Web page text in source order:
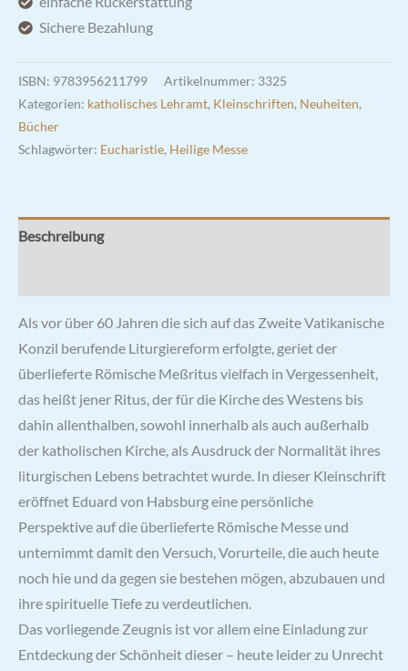
Sichere Bezahlung
ISBN: 9783956211799 Artikelnummer: 3325
Kategorien: katholisches Lehramt, Kleinschriften, Neuheiten,
Bücher
Schlagwörter: Eucharistie, Heilige Messe
Beschreibung
Als vor über 60 Jahren die sich auf das Zweite Vatikanische
Konzil berufende Liturgiereform erfolgte, geriet der
überlieferte Römische Meßritus vielfach in Vergessenheit,
das heißt jener Ritus, der für die Kirche des Westens bis
dahin allenthalben, sowohl innerhalb als auch außerhalb
der katholischen Kirche, als Ausdruck der Normalität ihres
liturgischen Lebens betrachtet wurde. In dieser Kleinschrift
eröffnet Eduard von Habsburg eine persönliche
Perspektive auf die überlieferte Römische Messe und
unternimmt damit den Versuch, Vorurteile, die auch heute
noch hie und da gegen sie bestehen mögen, abzubauen und
ihre spirituelle Tiefe zu verdeutlichen.
Das vorliegende Zeugnis ist vor allem eine Einladung zur
Entdeckung der Schönheit dieser – heute leider zu Unrecht